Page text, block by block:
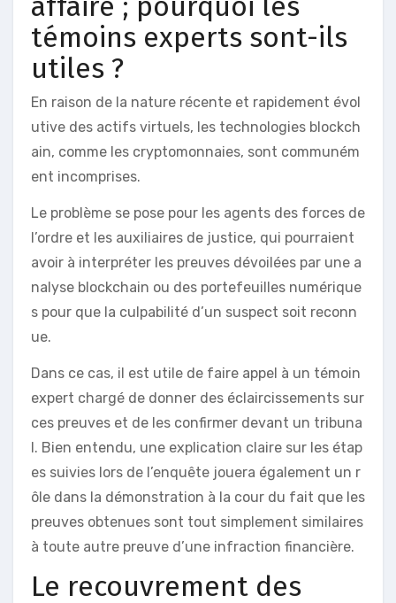
témoins experts sont-ils
utiles ?
En raison de la nature récente et rapidement évol
utive des actifs virtuels, les technologies blockch
ain, comme les cryptomonnaies, sont communém
ent incomprises.
Le problème se pose pour les agents des forces de
l’ordre et les auxiliaires de justice, qui pourraient
avoir à interpréter les preuves dévoilées par une a
nalyse blockchain ou des portefeuilles numérique
s pour que la culpabilité d’un suspect soit reconn
ue.
Dans ce cas, il est utile de faire appel à un témoin
expert chargé de donner des éclaircissements sur
ces preuves et de les confirmer devant un tribuna
l. Bien entendu, une explication claire sur les étap
es suivies lors de l’enquête jouera également un r
ôle dans la démonstration à la cour du fait que les
preuves obtenues sont tout simplement similaires
à toute autre preuve d’une infraction financière.
Le recouvrement des